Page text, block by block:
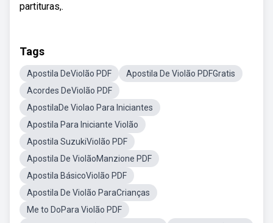
partituras,.
Tags
Apostila DeViolão PDF
Apostila De Violão PDFGratis
Acordes DeViolão PDF
ApostilaDe Violao Para Iniciantes
Apostila Para Iniciante Violão
Apostila SuzukiViolão PDF
Apostila De ViolãoManzione PDF
Apostila BásicoViolão PDF
Apostila De Violão ParaCrianças
Me to DoPara Violão PDF